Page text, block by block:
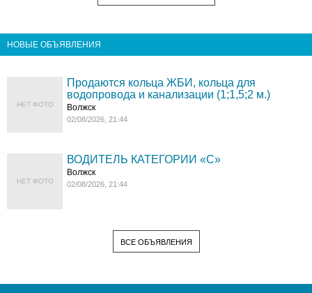
НОВЫЕ ОБЪЯВЛЕНИЯ
НЕТ ФОТО
Продаются кольца ЖБИ, кольца для
водопровода и канализации (1;1,5;2 м.)
Волжск
02/08/2026, 21:44
НЕТ ФОТО
ВОДИТЕЛЬ КАТЕГОРИИ «C»
Волжск
02/08/2026, 21:44
ВСЕ ОБЪЯВЛЕНИЯ